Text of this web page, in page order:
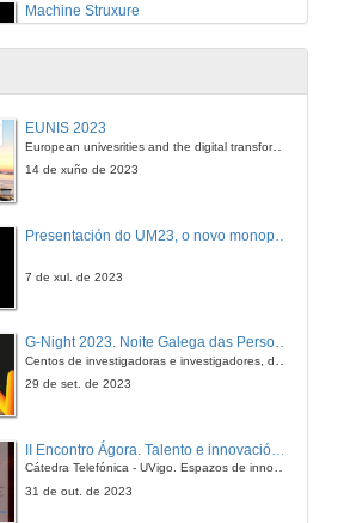
Machine Struxure
18 de xan. de 2013
EUNIS 2023
European univesrities and the digital transformation: challenges and opportunities ahead
14 de xuño de 2023
7 de xul. de 2023
G-Night 2023. Noite Galega das Persoas Investigadoras. Conciencias creativas
29 de set. de 2023
Cátedra Telefónica - UVigo. Espazos de innovación
31 de out. de 2023